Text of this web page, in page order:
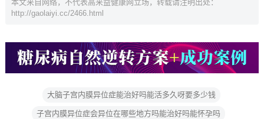
本文来自网络，不代表高来益健康网立场，转载请注明出处：
http://gaolaiyi.cc/2466.html
大脑子宫内膜异位症能治好吗能活多久呀要多少钱
子宫内膜异位症会异位在哪些地方吗能治好吗能怀孕吗